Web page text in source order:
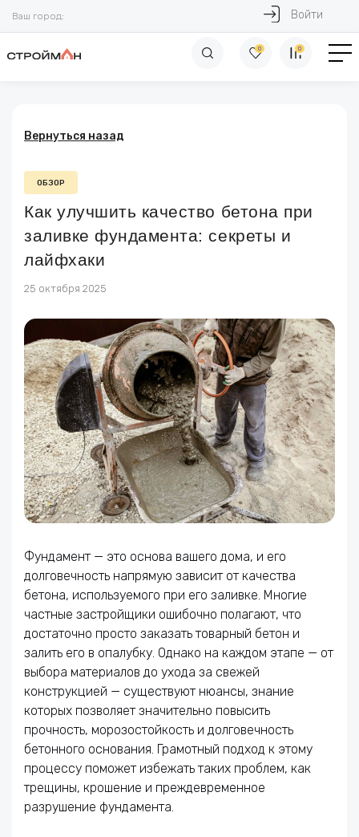
Ваш город: Войти
0 0
Вернуться назад
ОБЗОР
Как улучшить качество бетона при
заливке фундамента: секреты и
лайфхаки
25 октября 2025
Фундамент — это основа вашего дома, и его
долговечность напрямую зависит от качества
бетона, используемого при его заливке. Многие
частные застройщики ошибочно полагают, что
достаточно просто заказать товарный бетон и
залить его в опалубку. Однако на каждом этапе — от
выбора материалов до ухода за свежей
конструкцией — существуют нюансы, знание
которых позволяет значительно повысить
прочность, морозостойкость и долговечность
бетонного основания. Грамотный подход к этому
процессу поможет избежать таких проблем, как
трещины, крошение и преждевременное
разрушение фундамента.